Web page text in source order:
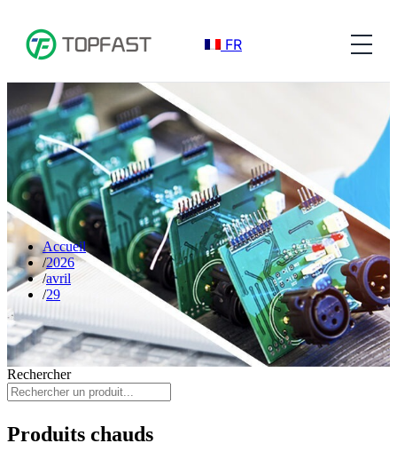
FR
Accueil
2026
avril
29
Rechercher
Produits chauds